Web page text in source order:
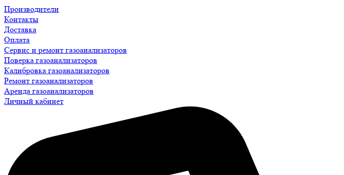
Производители
Контакты
Доставка
Оплата
Сервис и ремонт газоанализаторов
Поверка газоанализаторов
Калибровка газоанализаторов
Ремонт газоанализаторов
Аренда газоанализаторов
Личный кабинет